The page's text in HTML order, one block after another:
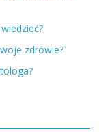
zdrowie?